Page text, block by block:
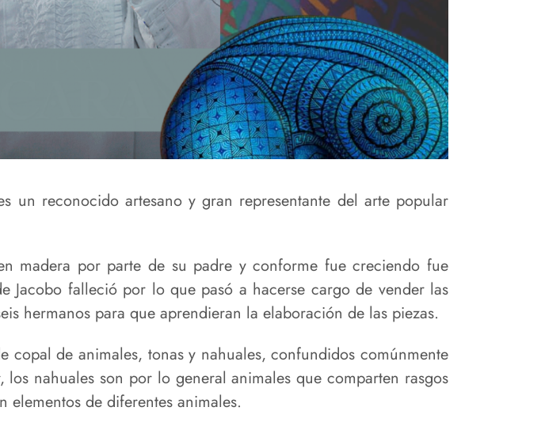
un reconocido artesano y gran representante del arte popular
madera por parte de su padre y conforme fue creciendo fue
Jacobo falleció por lo que pasó a hacerse cargo de vender las
hermanos para que aprendieran la elaboración de las piezas.
de animales, tonas y nahuales, confundidos comúnmente
nahuales son por lo general animales que comparten rasgos
elementos de diferentes animales.